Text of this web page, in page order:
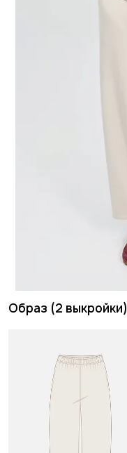
Образ (2 выкройки)